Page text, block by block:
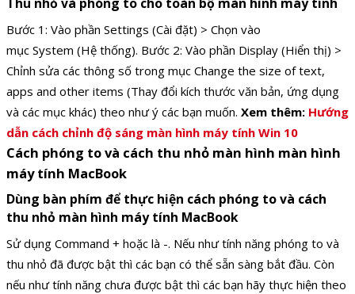
Bước 1: Vào phần Settings (Cài đặt) > Chọn vào
mục System (Hệ thống). Bước 2: Vào phần Display (Hiển thị) >
Chỉnh sửa các thông số trong mục Change the size of text,
apps and other items (Thay đổi kích thước văn bản, ứng dụng
và các mục khác) theo như ý các bạn muốn. Xem thêm: Hướng
dẫn cách chỉnh độ sáng màn hình máy tính Win 10
Cách phóng to và cách thu nhỏ màn hình màn hình
máy tính MacBook
Dùng bàn phím để thực hiện cách phóng to và cách
thu nhỏ màn hình máy tính MacBook
Sử dụng Command + hoặc là -. Nếu như tính năng phóng to và
thu nhỏ đã được bật thì các bạn có thể sẵn sàng bắt đầu. Còn
nếu như tính năng chưa được bật thì các bạn hãy thực hiện theo